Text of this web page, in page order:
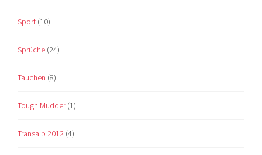
Sport (10)
Sprüche (24)
Tauchen (8)
Tough Mudder(1)
Transalp 2012 (4)